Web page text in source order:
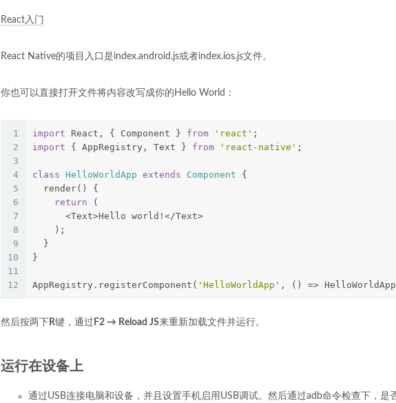
React入门
React Native的项目入口是index.android.js或者index.ios.js文件。
你也可以直接打开文件将内容改写成你的Hello World：
1
2
3
4
5
6
7
8
9
10
11
12
import React, { Component } from 'react' ;
import { AppRegistry, Text } from 'react-native' ;
class HelloWorldApp extends Component
{
  render() {
return (
      <Text>Hello world!</Text>
    );
  }
}
AppRegistry.registerComponent( 'HelloWorldApp' , () =>
然后按两下 R键，通过 F2 → Reload JS来重新加载文件并运行。
运行在设备上
通过USB连接电脑和设备，并且设置手机启用USB调试。然后通过adb命令检查下，是